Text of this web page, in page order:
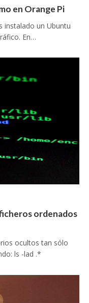
en Orange Pi
instalado un Ubuntu
En…
ordenados
ocultos tan sólo
ls -lad .*